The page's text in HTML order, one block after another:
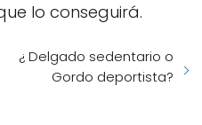
lo conseguirá.
¿ Delgado sedentario o
Gordo deportista?